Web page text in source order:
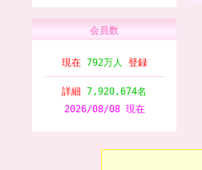
会員数
現在 792万人 登録
詳細 7,920,674名
2026/08/08 現在